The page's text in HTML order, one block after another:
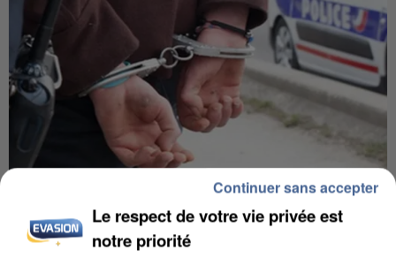
L’UN DES FONDATEURS SUPPOSÉS DE LA DZ
MAFIA INTERPELLÉ EN ALGÉRIE
Le respect de votre vie privée est
notre priorité
Continuer sans accepter